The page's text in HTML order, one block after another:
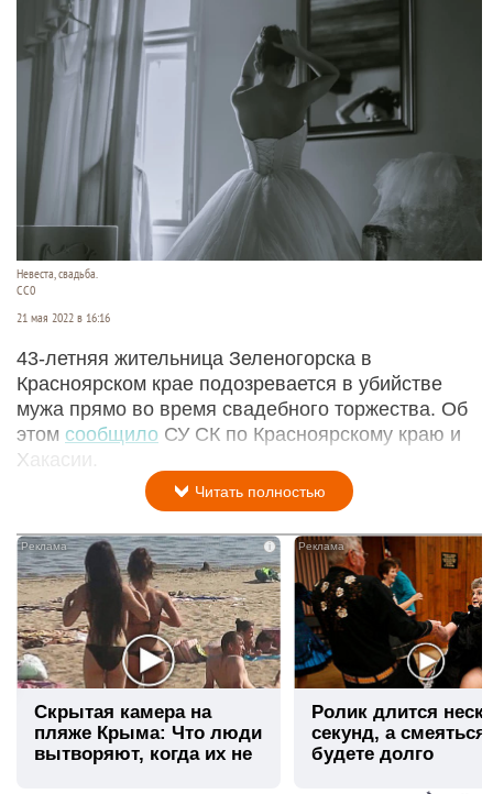
Невеста, свадьба.
СС0
21 мая 2022 в 16:16
43-летняя жительница Зеленогорска в
Красноярском крае подозревается в убийстве
мужа прямо во время свадебного торжества. Об
этом сообщило СУ СК по Красноярскому краю и
Хакасии.
Читать полностью
i
Скрытая камера на
пляже Крыма: Что люди
вытворяют, когда их не
Ролик длится
секунд, а
будете долго